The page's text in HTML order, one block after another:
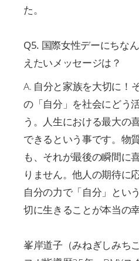
た。
Q5. 国際女性デーにちな
えたいメッセージは？
A. 自分と家族を大切に！
の「自分」を社会にどう
う。人生における最大の
できるという事です。物
も、それが最後の瞬間に
りません。他人の期待に
自分の力で「自分」とい
切に生きることが本当の
峯岸道子（みねぎしみちこ